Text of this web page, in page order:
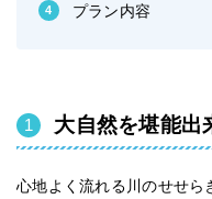
プラン内容
大自然を堪能出
心地よく流れる川のせせら